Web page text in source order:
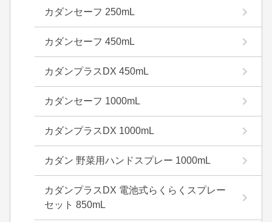
カダンセーフ 250mL
カダンセーフ 450mL
カダンプラスDX 450mL
カダンセーフ 1000mL
カダンプラスDX 1000mL
カダン 野菜用ハンドスプレー 1000mL
カダンプラスDX 電池式らくらくスプレー
セット 850mL